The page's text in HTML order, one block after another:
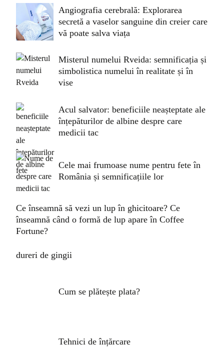
Angiografia cerebrală: Explorarea
secretă a vaselor sanguine din creier care
vă poate salva viața
Misterul numelui Rveida: semnificația și
simbolistica numelui în realitate și în
vise
Acul salvator: beneficiile neașteptate ale
înțepăturilor de albine despre care
medicii tac
Cele mai frumoase nume pentru fete în
România și semnificațiile lor
Ce înseamnă să vezi un lup în ghicitoare? Ce
înseamnă când o formă de lup apare în Coffee
Fortune?
dureri de gingii
Cum se plătește plata?
Tehnici de înțărcare